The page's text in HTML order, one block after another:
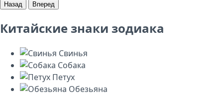
Назад Вперед
Китайские знаки зодиака
Свинья
Собака
Петух
Обезьяна